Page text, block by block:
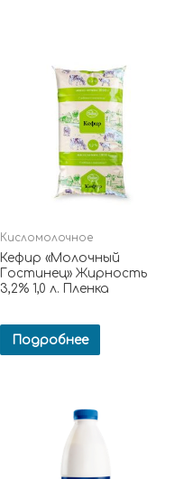
Кисломолочное
Кефир «Молочный
Гостинец» Жирность
3,2% 1,0 л. Пленка
Подробнее